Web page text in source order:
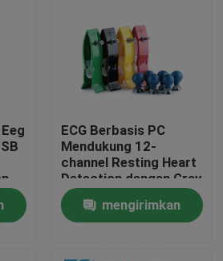
ECG Berbasis PC
Mendukung 12-
channel Resting Heart
Detection dengan Gray
USB EKG Recorder
mengirimkan